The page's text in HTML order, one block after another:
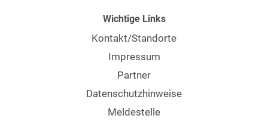
Wichtige Links
Kontakt/Standorte
Impressum
Partner
Datenschutzhinweise
Meldestelle